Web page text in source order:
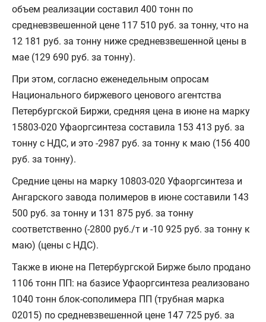
объем реализации составил 400 тонн по
средневзвешенной цене 117 510 руб. за тонну, что на
12 181 руб. за тонну ниже средневзвешенной цены в
мае (129 690 руб. за тонну).
При этом, согласно еженедельным опросам
Национального биржевого ценового агентства
Петербургской Биржи, средняя цена в июне на марку
15803-020 Уфаоргсинтеза составила 153 413 руб. за
тонну с НДС, и это -2987 руб. за тонну к маю (156 400
руб. за тонну).
Средние цены на марку 10803-020 Уфаоргсинтеза и
Ангарского завода полимеров в июне составили 143
500 руб. за тонну и 131 875 руб. за тонну
соответственно (-2800 руб./т и -10 925 руб. за тонну к
маю) (цены с НДС).
Также в июне на Петербургской Бирже было продано
1106 тонн ПП: на базисе Уфаоргсинтеза реализовано
1040 тонн блок-сополимера ПП (трубная марка
02015) по средневзвешенной цене 147 725 руб. за